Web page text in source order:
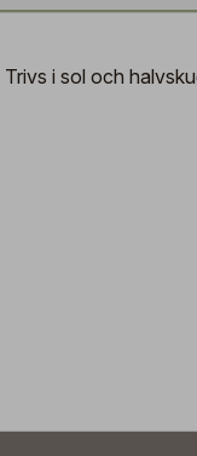
i sol och